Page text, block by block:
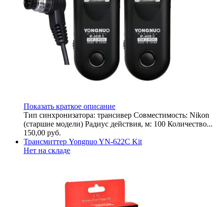
Показать краткое описание
Тип синхронизатора: трансивер Совместимость: Nikon
(старшие модели) Радиус действия, м: 100 Количество...
150,00 руб.
Трансмиттер Yongnuo YN-622C Kit
Нет на складе